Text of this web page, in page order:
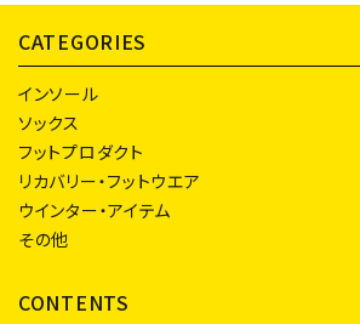
CATEGORIES
インソール
ソックス
フットプロダクト
リカバリー・フットウエア
ウインター・アイテム
その他
CONTENTS